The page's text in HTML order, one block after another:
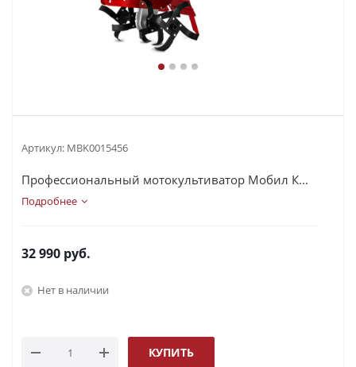
Артикул: MBK0015456
Профессиональный мотокультиватор Мобил К...
Подробнее
32 990 руб.
Нет в наличии
КУПИТЬ